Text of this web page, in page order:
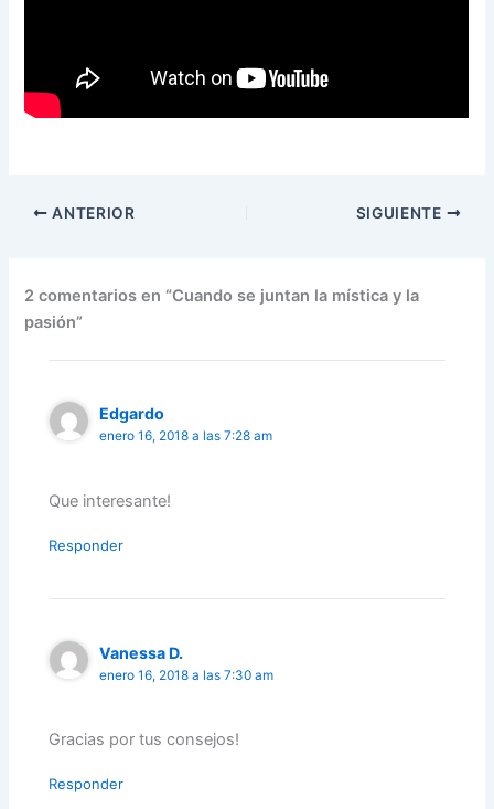
ANTERIOR SIGUIENTE
2 comentarios en “Cuando se juntan la mística y la
pasión”
Edgardo
enero 16, 2018 a las 7:28 am
Que interesante!
Responder
Vanessa D.
enero 16, 2018 a las 7:30 am
Gracias por tus consejos!
Responder